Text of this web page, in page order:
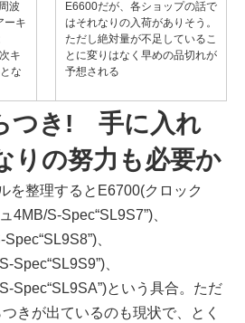
波
ーキ
キ
な
E6600だが、各ショップの話で
はそれなりの入荷がありそう。
ただし絶対量が不足しているこ
とに変りはなく早めの品切れが
予想される
つき! 手に入れ
りの努力も必要か
を整理するとE6700(クロック
4MB/S-Spec“SL9S7”)、
、
Spec“SL9S9”)、
Spec“SL9SA”)という具合。ただ
きが出ているのも現状で、とく